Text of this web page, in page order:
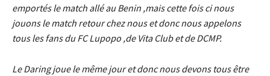
emportés le match allé au Benin ,mais cette fois ci nous
jouons le match retour chez nous et donc nous appelons
tous les fans du FC Lupopo ,de Vita Club et de DCMP.
Le Daring joue le même jour et donc nous devons tous être